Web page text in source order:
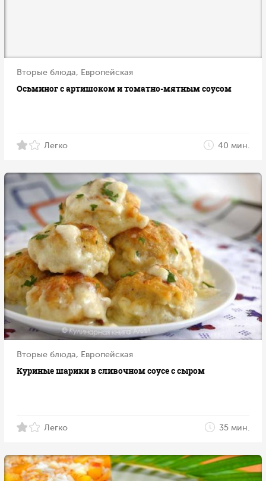
Вторые блюда, Европейская
Осьминог с артишоком и томатно-мятным соусом
Легко 40 мин.
Вторые блюда, Европейская
Куриные шарики в сливочном соусе с сыром
Легко 35 мин.